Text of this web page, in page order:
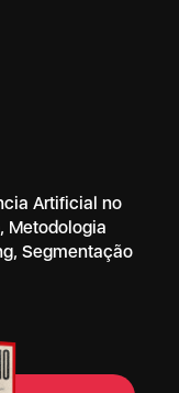
Artificial no
, Metodologia
, Segmentação